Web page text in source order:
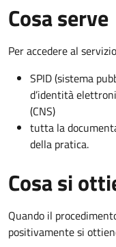
Cosa serve
Per accedere al
SPID (sistema
d’identità
(CNS)
tutta la
della pratica.
Cosa si
Quando il
positivamente si